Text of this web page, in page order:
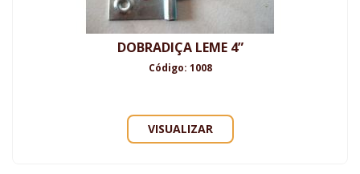
DOBRADIÇA LEME 4”
Código: 1008
VISUALIZAR